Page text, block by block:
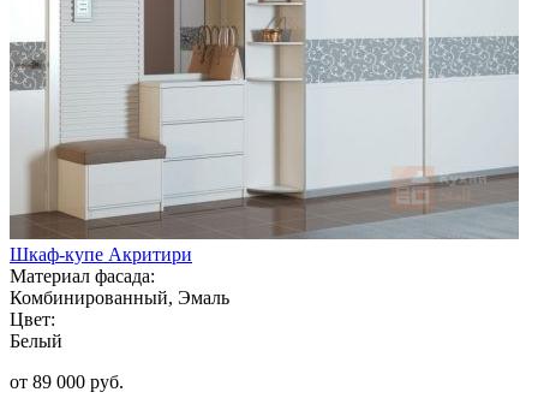
Шкаф-купе Акритири
Материал фасада:
Комбинированный, Эмаль
Цвет:
Белый
от 89 000 руб.